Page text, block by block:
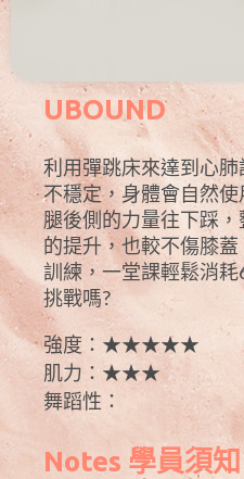
UBOUND
利用彈跳床來達到心
不穩定，身體會自然
腿後側的力量往下踩
的提升，也較不傷膝
訓練，一堂課輕鬆消
挑戰嗎?
強度：★★★★★
肌力：★★★
舞蹈性：
Notes 學員須知